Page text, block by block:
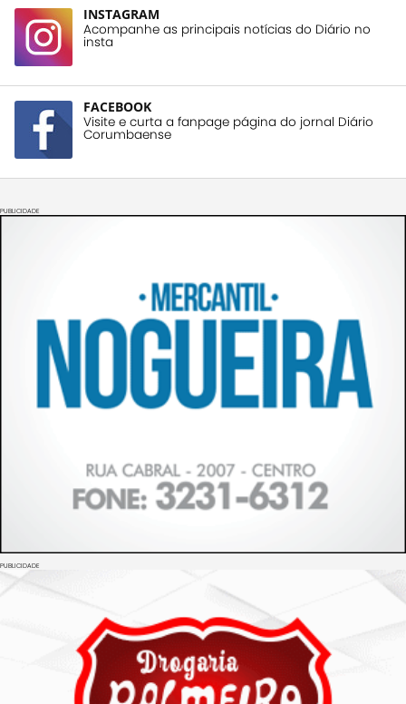
INSTAGRAM
Acompanhe as principais notícias do Diário no
insta
FACEBOOK
Visite e curta a fanpage página do jornal Diário
Corumbaense
PUBLICIDADE
PUBLICIDADE